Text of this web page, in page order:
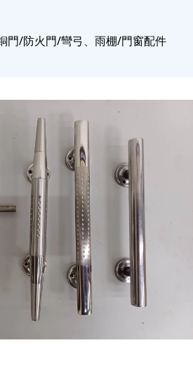
門/防火門/彎弓、雨棚/門窗配件